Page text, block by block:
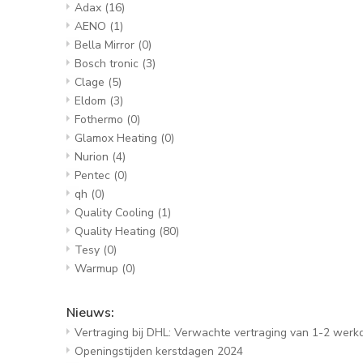
Adax (16)
AENO (1)
Bella Mirror (0)
Bosch tronic (3)
Clage (5)
Eldom (3)
Fothermo (0)
Glamox Heating (0)
Nurion (4)
Pentec (0)
qh (0)
Quality Cooling (1)
Quality Heating (80)
Tesy (0)
Warmup (0)
Nieuws:
Vertraging bij DHL: Verwachte vertraging van 1-2
Openingstijden kerstdagen 2024